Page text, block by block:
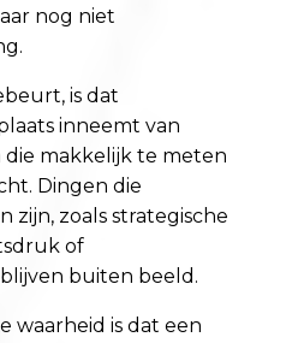
nog niet
is dat
inneemt van
die makkelijk te meten
Dingen die
zijn, zoals strategische
of
buiten beeld.
waarheid is dat een